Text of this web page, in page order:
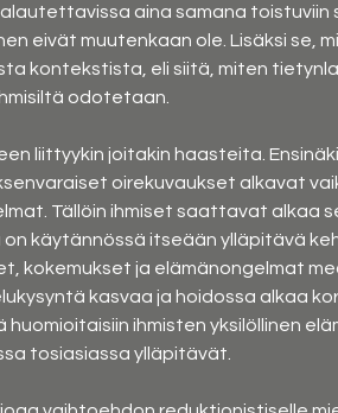
aina samana toistuviin
eivät muutenkaan ole. Lisäksi se,
kontekstista, eli siitä, miten
odotetaan.
liittyykin joitakin haasteita.
oirekuvaukset alkavat
Tällöin ihmiset saattavat alkaa
käytännössä itseään ylläpitävä
kokemukset ja elämänongelmat
kasvaa ja hoidossa alkaa
ihmisten yksilöllinen
tosiasiassa ylläpitävät.